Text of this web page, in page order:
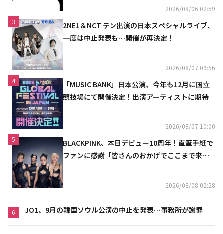
2026/08/06 02:59
3
2NE1＆NCT テン出演の日本スペシャルライブ、
一度は中止発表も…開催が再決定！
2026/08/07 09:56
4
「MUSIC BANK」日本公演、今年も12月に国立
競技場にて開催決定！出演アーティストに期待
2026/08/07 10:00
5
BLACKPINK、本日デビュー10周年！直筆手紙で
ファンに感謝「皆さんのおかげでここまで来ら
2026/08/08 02:28
6 JO1、9月の韓国ソウル公演の中止を発表…事務所が謝罪